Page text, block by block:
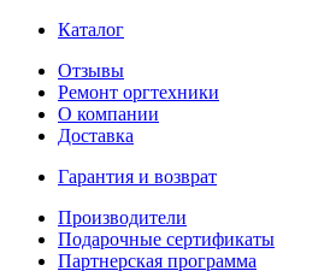
Каталог
Отзывы
Ремонт оргтехники
О компании
Доставка
Гарантия и возврат
Производители
Подарочные сертификаты
Партнерская программа